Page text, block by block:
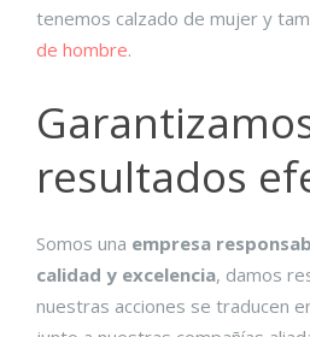
tenemos calzado de mujer y
de hombre.
resultados
Somos una empresa
calidad y excelencia, damos
nuestras acciones se traducen